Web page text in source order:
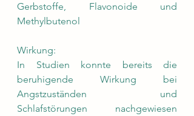
Gerbstoffe, Flavonoide und
Methylbutenol
Wirkung:
In Studien konnte bereits die
beruhigende Wirkung bei
Angstzuständen und
Schlafstörungen nachgewiesen